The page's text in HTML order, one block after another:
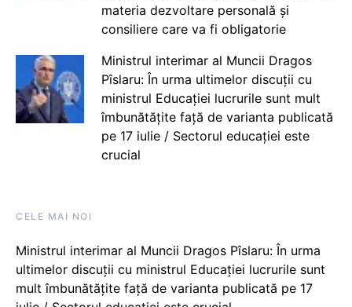
materia dezvoltare personală și
consiliere care va fi obligatorie
Ministrul interimar al Muncii Dragos
Pîslaru: În urma ultimelor discuții cu
ministrul Educației lucrurile sunt mult
îmbunătățite față de varianta publicată
pe 17 iulie / Sectorul educației este
crucial
CELE MAI NOI
Ministrul interimar al Muncii Dragos Pîslaru: În urma
ultimelor discuții cu ministrul Educației lucrurile sunt
mult îmbunătățite față de varianta publicată pe 17